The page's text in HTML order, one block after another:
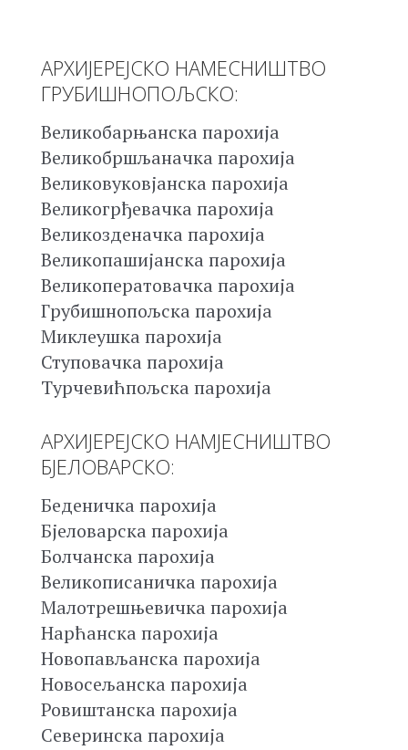
АРХИЈЕРЕЈСКО НАМЕСНИШТВО
ГРУБИШНОПОЉСКО:
Великобарњанска парохија
Великобршљаначка парохија
Великовуковјанска парохија
Великогрђевачка парохија
Великозденачка парохија
Великопашијанска парохија
Великоператовачка парохија
Грубишнопољска парохија
Миклеушка парохија
Ступовачка парохија
Турчевићпољска парохија
АРХИЈЕРЕЈСКО НАМЈЕСНИШТВО
БЈЕЛОВАРСКО:
Беденичка парохија
Бјеловарска парохија
Болчанска парохија
Великописаничка парохија
Малотрешњевичка парохија
Нарћанска парохија
Новопављанска парохија
Новосељанска парохија
Ровиштанска парохија
Северинска парохија